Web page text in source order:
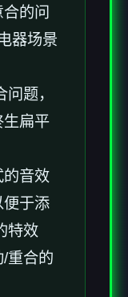
的问
器场景
题，
生扁平
的音效
便于添
特效
重合的